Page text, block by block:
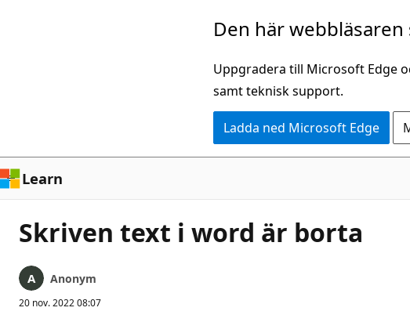
Den här
Uppgradera till Microsoft Edge
samt teknisk support.
Ladda ned Microsoft Edge
Learn
Skriven text i word är borta
Anonym
20 nov. 2022 08:07